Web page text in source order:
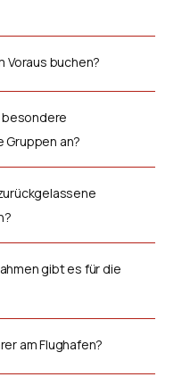
Voraus buchen?
besondere
an?
gibt es für die
am Flughafen?